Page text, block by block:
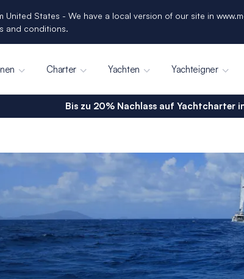
United States - We have a local version of our site in
and conditions.
Charter Yachten Yachteigner
Bis zu 20% Nachlass auf Yachtcharter